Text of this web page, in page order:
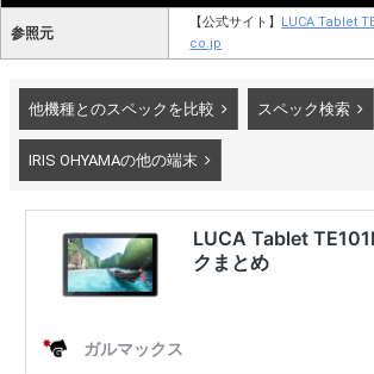
参照元
【公式サイト】
LUCA Tablet
co.jp
他機種とのスペックを比較 スペック検索
IRIS OHYAMAの他の端末